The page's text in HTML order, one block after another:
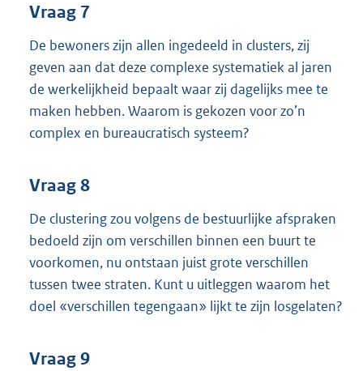
Vraag 7
De bewoners zijn allen ingedeeld in clusters, zij
geven aan dat deze complexe systematiek al jaren
de werkelijkheid bepaalt waar zij dagelijks mee te
maken hebben. Waarom is gekozen voor zo’n
complex en bureaucratisch systeem?
Vraag 8
De clustering zou volgens de bestuurlijke afspraken
bedoeld zijn om verschillen binnen een buurt te
voorkomen, nu ontstaan juist grote verschillen
tussen twee straten. Kunt u uitleggen waarom het
doel «verschillen tegengaan» lijkt te zijn losgelaten?
Vraag 9